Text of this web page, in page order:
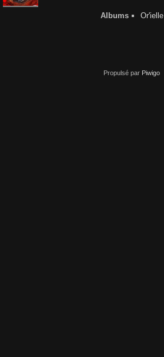
Albums Or'ielle
Propulsé par Piwigo